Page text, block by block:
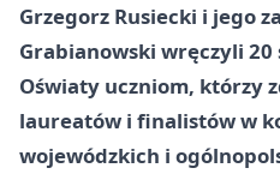
Grzegorz Rusiecki i jego
Grabianowski wręczyli
Oświaty uczniom, którzy
laureatów i finalistów w
wojewódzkich i